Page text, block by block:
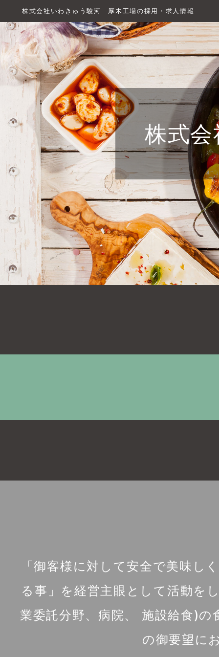
株式会社いわきゅう駿河 厚木工場の採用・求人情報
株式
「御客様に対して安全で美味
る事」を経営主眼として活動を
業委託分野、病院、 施設給食)
の御要望に